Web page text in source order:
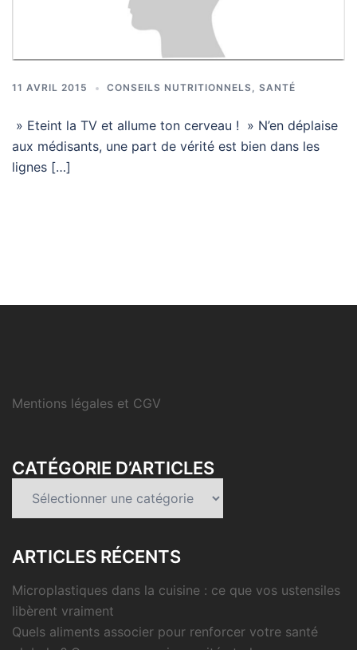
11 AVRIL 2015 CONSEILS NUTRITIONNELS, SANTÉ
» Eteint la TV et allume ton cerveau ! » N’en déplaise
aux médisants, une part de vérité est bien dans les
lignes […]
Mentions légales et CGV
CATÉGORIE D’ARTICLES
ARTICLES RÉCENTS
Microplastiques dans la cuisine : ce que vos ustensiles
libèrent vraiment
Quels aliments associer pour renforcer votre santé